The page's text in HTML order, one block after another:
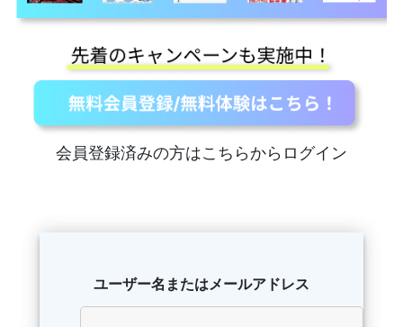
会員登録済みの方はこちらからログイン
ユーザー名またはメールアドレス